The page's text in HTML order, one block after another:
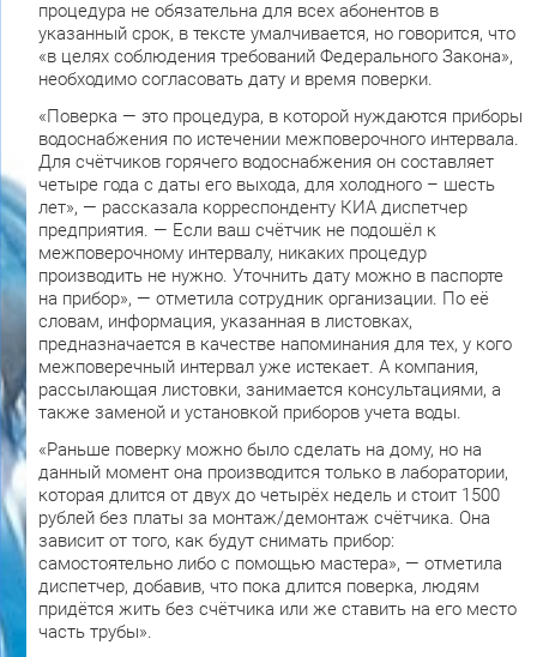
процедура не обязательна для всех абонентов в
указанный срок, в тексте умалчивается, но говорится, что
«в целях соблюдения требований Федерального Закона»,
необходимо согласовать дату и время поверки.
«Поверка — это процедура, в которой нуждаются приборы
водоснабжения по истечении межповерочного интервала.
Для счётчиков горячего водоснабжения он составляет
четыре года с даты его выхода, для холодного – шесть
лет», — рассказала корреспонденту КИА диспетчер
предприятия. — Если ваш счётчик не подошёл к
межповерочному интервалу, никаких процедур
производить не нужно. Уточнить дату можно в паспорте
на прибор», — отметила сотрудник организации. По её
словам, информация, указанная в листовках,
предназначается в качестве напоминания для тех, у кого
межповеречный интервал уже истекает. А компания,
рассылающая листовки, занимается консультациями, а
также заменой и установкой приборов учета воды.
«Раньше поверку можно было сделать на дому, но на
данный момент она производится только в лаборатории,
которая длится от двух до четырёх недель и стоит 1500
рублей без платы за монтаж/демонтаж счётчика. Она
зависит от того, как будут снимать прибор:
самостоятельно либо с помощью мастера», — отметила
диспетчер, добавив, что пока длится поверка, людям
придётся жить без счётчика или же ставить на его место
часть трубы».